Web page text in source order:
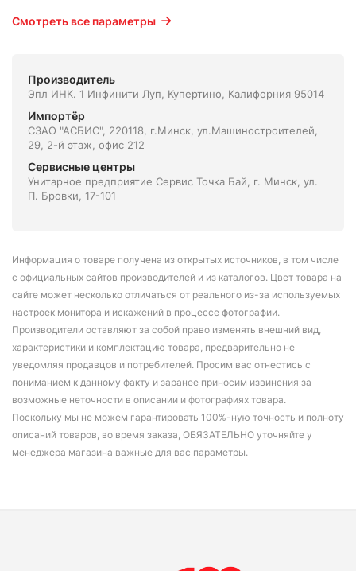
Смотреть все параметры
Производитель
Эпл ИНК. 1 Инфинити Луп, Купертино, Калифорния 95014
Импортёр
СЗАО "АСБИС", 220118, г.Минск, ул.Машиностроителей,
29, 2-й этаж, офис 212
Сервисные центры
Унитарное предприятие Сервис Точка Бай, г. Минск, ул.
П. Бровки, 17-101
Информация о товаре получена из открытых источников, в том числе
с официальных сайтов производителей и из каталогов. Цвет товара на
сайте может несколько отличаться от реального из-за используемых
настроек монитора и искажений в процессе фотографии.
Производители оставляют за собой право изменять внешний вид,
характеристики и комплектацию товара, предварительно не
уведомляя продавцов и потребителей. Просим вас отнестись с
пониманием к данному факту и заранее приносим извинения за
возможные неточности в описании и фотографиях товара.
Поскольку мы не можем гарантировать 100%-ную точность и полноту
описаний товаров, во время заказа, ОБЯЗАТЕЛЬНО уточняйте у
менеджера магазина важные для вас параметры.